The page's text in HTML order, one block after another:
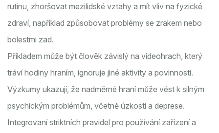
rutinu, zhoršovat mezilidské vztahy a mít vliv na fyzické
zdraví, například způsobovat problémy se zrakem nebo
bolestmi zad.
Příkladem může být člověk závislý na videohrach, který
tráví hodiny hraním, ignoruje jiné aktivity a povinnosti.
Výzkumy ukazují, že nadměrné hraní může vést k silným
psychickým problémům, včetně úzkosti a deprese.
Integrovaní striktních pravidel pro používání zařízení a